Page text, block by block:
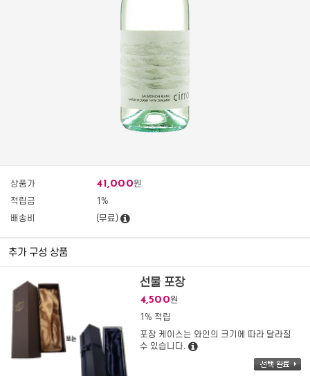
상품가 41,000원
적립금
1%
배송비
(무료)
추가 구성 상품
선물 포장
4,500원
1% 적립
포장 케이스는 와인의 크기에 따라 달라질
수 있습니다.